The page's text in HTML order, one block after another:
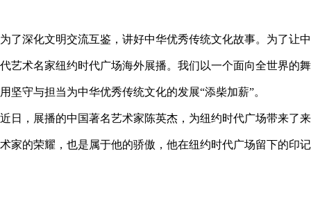
为了深化文明交流互鉴，讲好中华优秀传统文化故事。为了让
代艺术名家纽约时代广场海外展播。我们以一个面向全世界的
用坚守与担当为中华优秀传统文化的发展“添柴加薪”。
近日，展播的中国著名艺术家陈英杰，为纽约时代广场带来了
术家的荣耀，也是属于他的骄傲，他在纽约时代广场留下的印